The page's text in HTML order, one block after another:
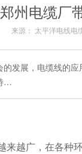
郑州电缆厂
来源： 太平洋电线电
发展，电缆线的
…
来越广，在各种